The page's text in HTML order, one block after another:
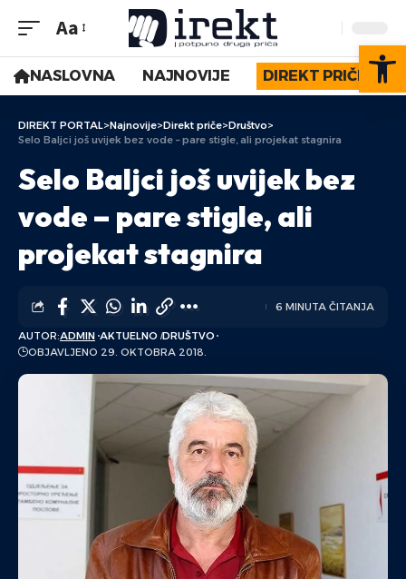
Aa
NASLOVNA NAJNOVIJE DIREKT PRIČE
DIREKT PORTAL>Najnovije>Direkt priče>Društvo>
Selo Baljci još uvijek bez vode – pare stigle, ali projekat stagnira
Selo Baljci još uvijek bez
vode – pare stigle, ali
projekat stagnira
AUTOR:ADMIN AKTUELNO DRUŠTVO
OBJAVLJENO 29. OKTOBRA 2018.
6 MINUTA ČITANJA